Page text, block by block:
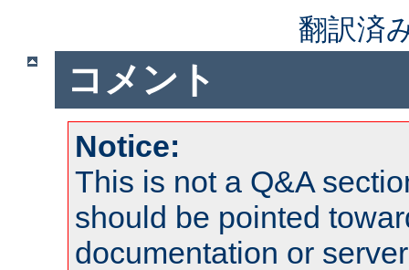
翻訳済
コメント
Notice:
This is not a Q&A
should be pointed
documentation or